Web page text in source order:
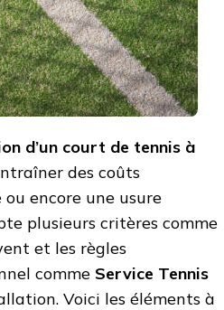
d’un court de tennis à
des coûts
ou encore une usure
plusieurs critères comme
et les règles
comme Service Tennis
Voici les éléments à